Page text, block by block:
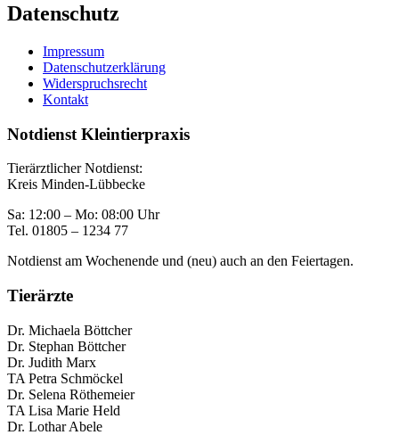
Datenschutz
Impressum
Datenschutzerklärung
Widerspruchsrecht
Kontakt
Notdienst Kleintierpraxis
Tierärztlicher Notdienst:
Kreis Minden-Lübbecke
Sa: 12:00 – Mo: 08:00 Uhr
Tel. 01805 – 1234 77
Notdienst am Wochenende und (neu) auch an den Feiertagen.
Tierärzte
Dr. Michaela Böttcher
Dr. Stephan Böttcher
Dr. Judith Marx
TA Petra Schmöckel
Dr. Selena Röthemeier
TA Lisa Marie Held
Dr. Lothar Abele